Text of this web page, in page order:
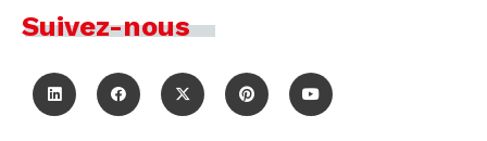
Suivez-nous